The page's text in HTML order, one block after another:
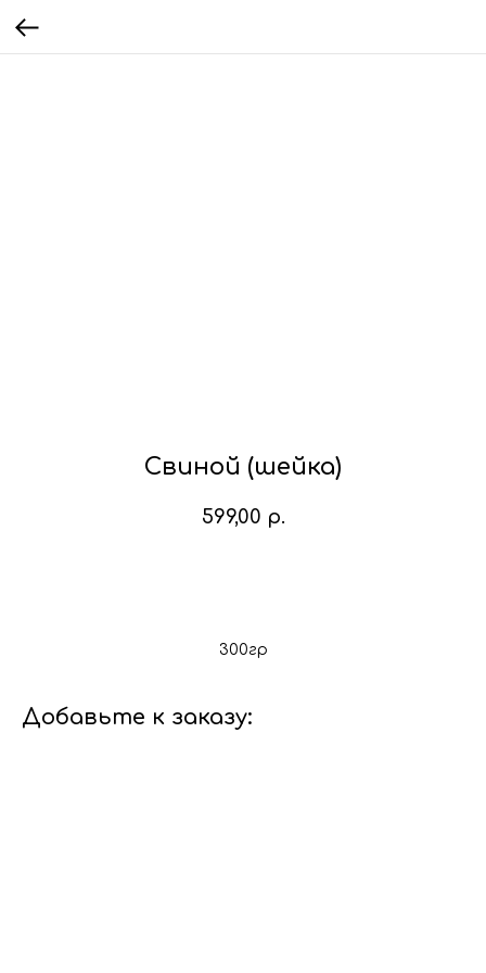
Свиной (шейка)
599,00 р.
300гр
Добавьте к заказу: